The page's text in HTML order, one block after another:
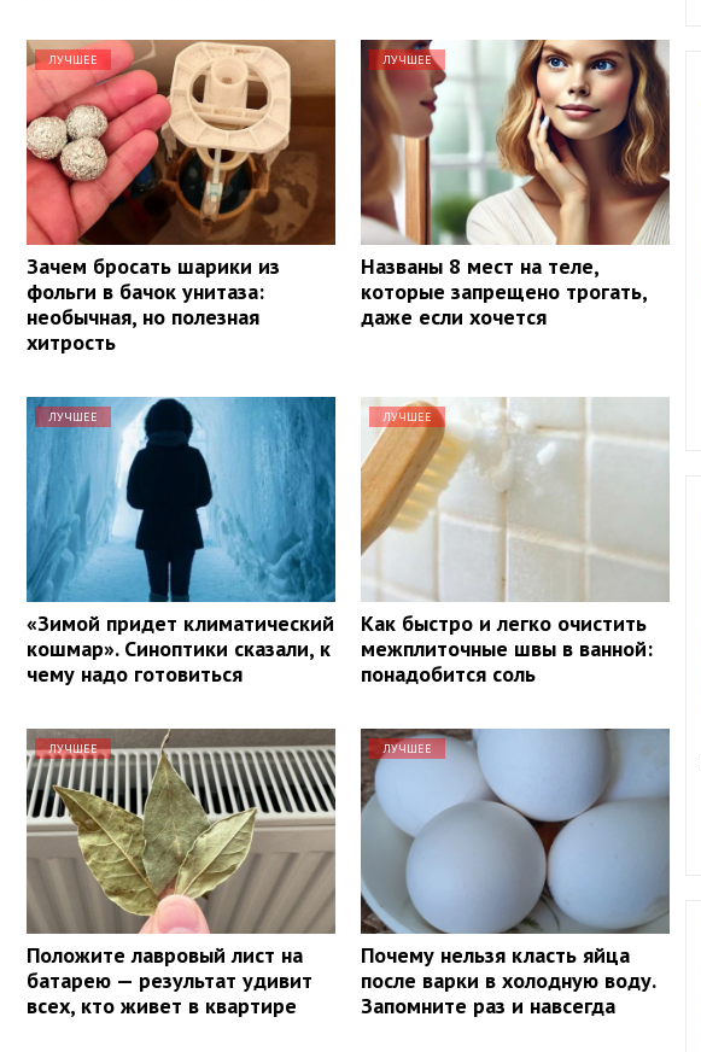
ЛУЧШЕЕ
Зачем бросать шарики из
фольги в бачок унитаза:
необычная, но полезная
хитрость
ЛУЧШЕЕ
Названы 8 мест на теле,
которые запрещено трогать,
даже если хочется
ЛУЧШЕЕ
«Зимой придет климатический
кошмар». Синоптики сказали, к
чему надо готовиться
ЛУЧШЕЕ
Как быстро и легко очистить
межплиточные швы в ванной:
понадобится соль
ЛУЧШЕЕ
Положите лавровый лист на
батарею — результат удивит
всех, кто живет в квартире
ЛУЧШЕЕ
Почему нельзя класть яйца
после варки в холодную воду.
Запомните раз и навсегда